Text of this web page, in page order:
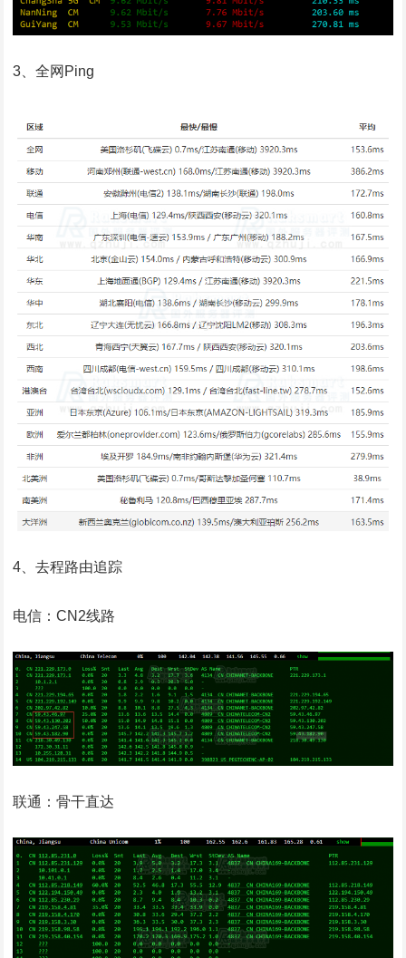
3、全网Ping
4、去程路由追踪
电信：CN2线路
联通：骨干直达